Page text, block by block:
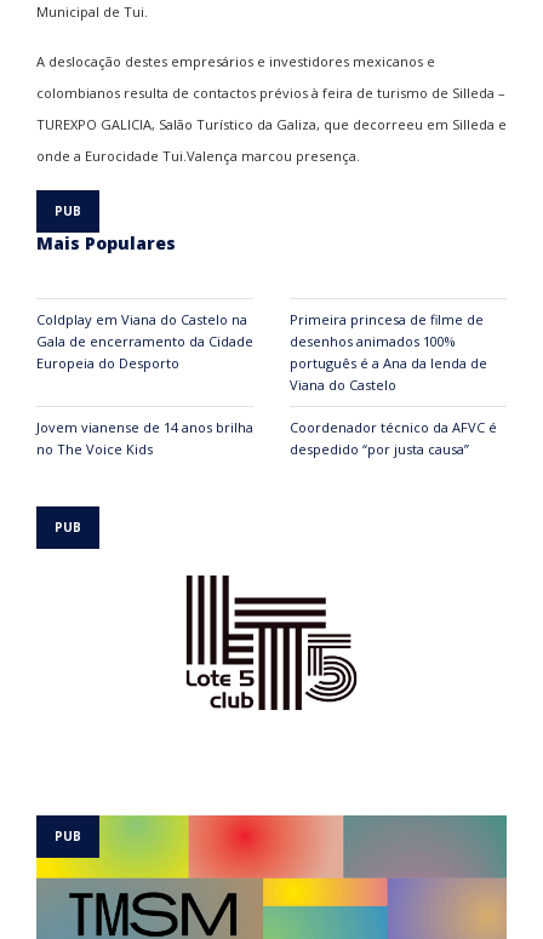
Municipal de Tui.
A deslocação destes empresários e investidores mexicanos e
colombianos resulta de contactos prévios à feira de turismo de Silleda –
TUREXPO GALICIA, Salão Turístico da Galiza, que decorreeu em Silleda e
onde a Eurocidade Tui.Valença marcou presença.
Mais Populares
Coldplay em Viana do Castelo na
Gala de encerramento da Cidade
Europeia do Desporto
Primeira princesa de filme de
desenhos animados 100%
português é a Ana da lenda de
Viana do Castelo
Jovem vianense de 14 anos brilha
no The Voice Kids
Coordenador técnico da AFVC é
despedido “por justa causa”